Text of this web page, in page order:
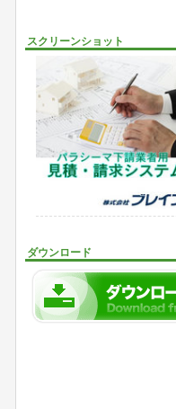
スクリーンショット
ダウンロード